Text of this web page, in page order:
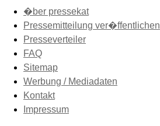
�ber pressekat
Pressemitteilung ver�ffentlichen
Presseverteiler
FAQ
Sitemap
Werbung / Mediadaten
Kontakt
Impressum